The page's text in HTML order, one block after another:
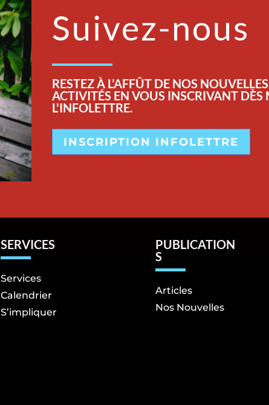
Suivez-nous
RESTEZ À L’AFFÛT DE NOS
ACTIVITÉS EN VOUS INSCRIVANT
L'INFOLETTRE.
INSCRIPTION INFOLETTRE
SERVICES
Services
Calendrier
S’impliquer
PUBLICATION
S
Articles
Nos Nouvelles